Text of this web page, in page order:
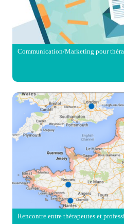
Communication/Marketing pour
Rencontre entre thérapeutes et